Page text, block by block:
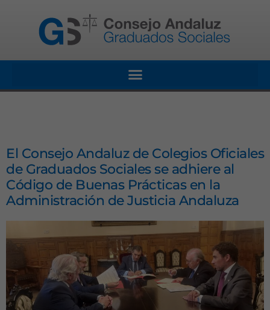
El Consejo Andaluz de Colegios Oficiales
de Graduados Sociales se adhiere al
Código de Buenas Prácticas en la
Administración de Justicia Andaluza